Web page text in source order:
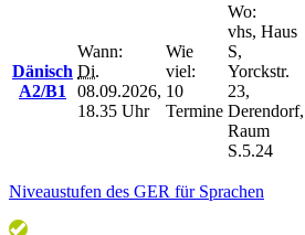
Dänisch
A2/B1
Wann:
Di.
08.09.2026,
18.35 Uhr
Wie
viel:
10
Termine
Wo:
vhs, Haus
S,
Yorckstr.
23,
Derendorf,
Raum
S.5.24
Niveaustufen des GER für Sprachen